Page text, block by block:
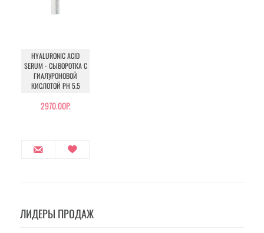
HYALURONIC ACID
SERUM - СЫВОРОТКА С
ГИАЛУРОНОВОЙ
КИСЛОТОЙ PH 5.5
2970.00Р.
ЛИДЕРЫ ПРОДАЖ